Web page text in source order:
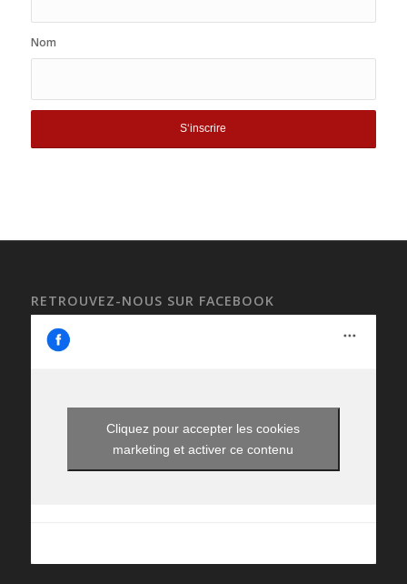
Nom
RETROUVEZ-NOUS SUR FACEBOOK
Cliquez pour accepter les cookies
marketing et activer ce contenu